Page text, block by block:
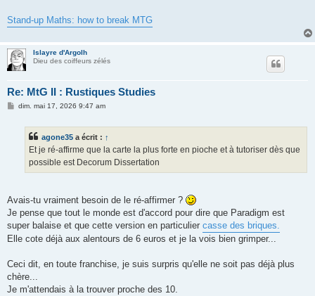
Stand-up Maths: how to break MTG
Islayre d'Argolh
Dieu des coiffeurs zélés
Re: MtG II : Rustiques Studies
Mdim. mai 17, 2026 9:47 am
agone35 a écrit : ↑
Et je ré-affirme que la carte la plus forte en pioche et à tutoriser dès que
possible est Decorum Dissertation
Avais-tu vraiment besoin de le ré-affirmer ?
Je pense que tout le monde est d'accord pour dire que Paradigm est
super balaise et que cette version en particulier casse des briques.
Elle cote déjà aux alentours de 6 euros et je la vois bien grimper...
Ceci dit, en toute franchise, je suis surpris qu'elle ne soit pas déjà plus
chère...
Je m'attendais à la trouver proche des 10.